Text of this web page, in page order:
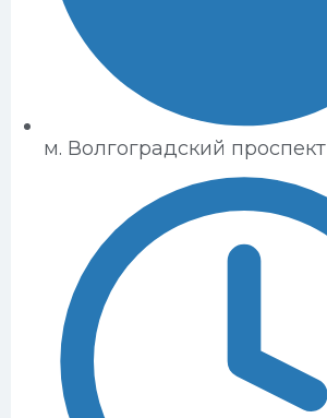
м. Волгоградский проспект